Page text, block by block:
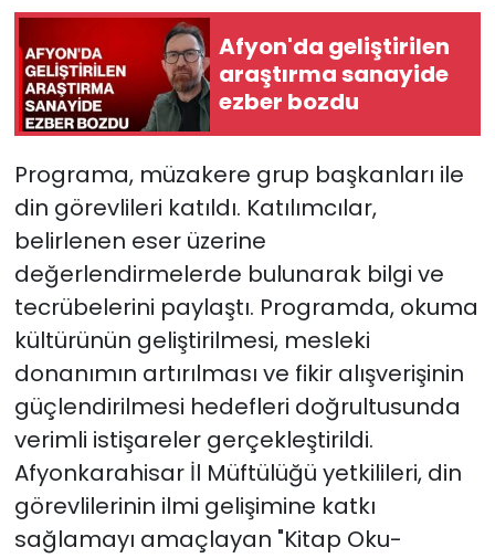
Afyon'da geliştirilen
araştırma sanayide
ezber bozdu
Programa, müzakere grup başkanları ile
din görevlileri katıldı. Katılımcılar,
belirlenen eser üzerine
değerlendirmelerde bulunarak bilgi ve
tecrübelerini paylaştı. Programda, okuma
kültürünün geliştirilmesi, mesleki
donanımın artırılması ve fikir alışverişinin
güçlendirilmesi hedefleri doğrultusunda
verimli istişareler gerçekleştirildi.
Afyonkarahisar İl Müftülüğü yetkilileri, din
görevlilerinin ilmi gelişimine katkı
sağlamayı amaçlayan "Kitap Oku-